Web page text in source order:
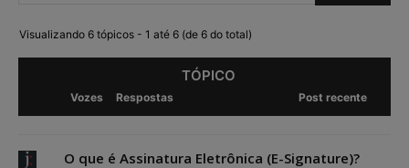
Visualizando 6 tópicos - 1 até 6 (de 6 do total)
TÓPICO
Vozes Respostas Post recente
O que é Assinatura Eletrônica (E-Signature)?